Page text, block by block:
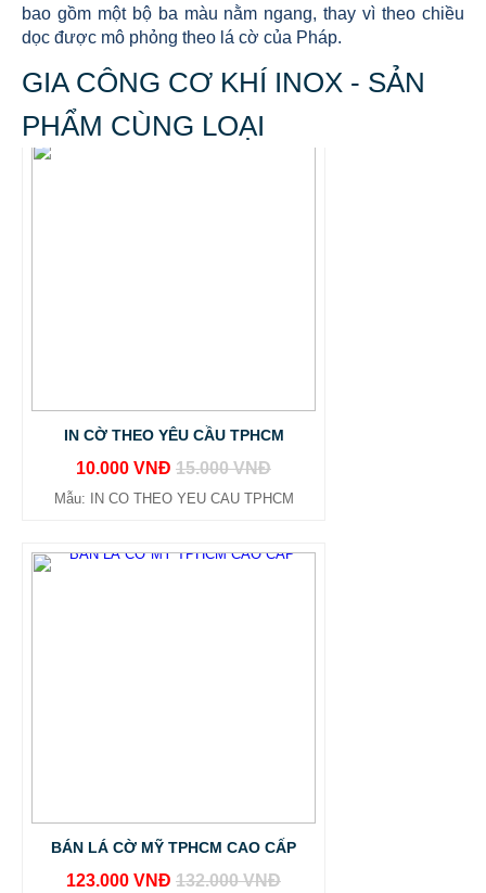
bao gồm một bộ ba màu nằm ngang, thay vì theo chiều
dọc được mô phỏng theo lá cờ của Pháp.
GIA CÔNG CƠ KHÍ INOX - SẢN
PHẨM CÙNG LOẠI
IN CỜ THEO YÊU CẦU TPHCM
10.000 VNĐ 15.000 VNĐ
Mẫu: IN CO THEO YEU CAU TPHCM
BÁN LÁ CỜ MỸ TPHCM CAO CẤP
123.000 VNĐ 132.000 VNĐ